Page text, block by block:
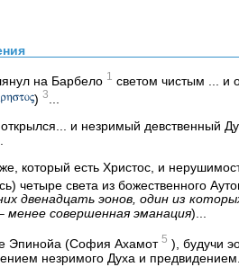
на Барбело 1 светом чистым ... и
) 3
и незримый девственный
который есть Христос, и
четыре света из божественного
двенадцать эонов, один из
менее совершенная эманация)...
Эпинойа (София Ахамот 5 ), будучи
незримого Духа и